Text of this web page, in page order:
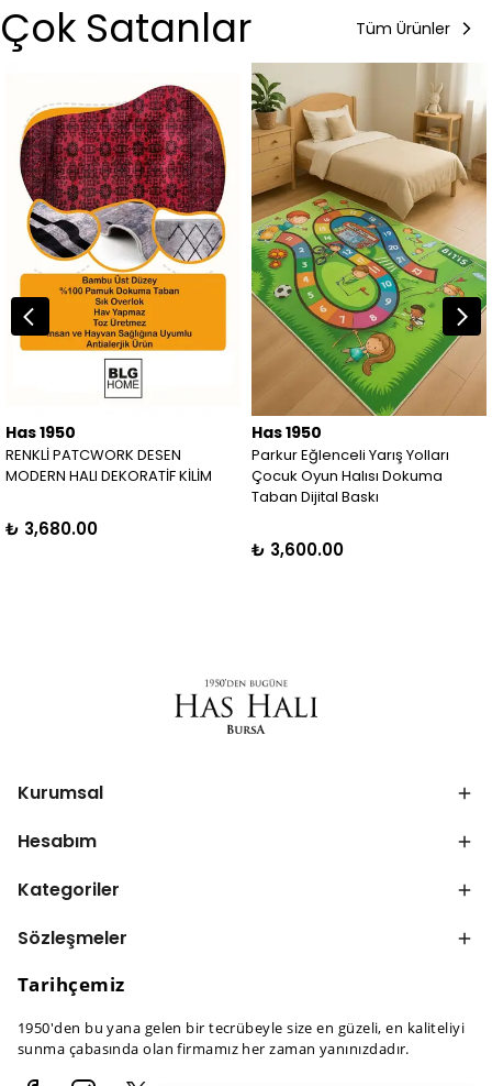
Çok Satanlar Tüm Ürünler
Has 1950
RENKLİ PATCWORK DESEN
MODERN HALI DEKORATİF KİLİM
₺ 3,680.00
Has 1950
Parkur Eğlenceli Yarış Yolları
Çocuk Oyun Halısı Dokuma
Taban Dijital Baskı
₺ 3,600.00
Kurumsal
Hesabım
Kategoriler
Sözleşmeler
Tarihçemiz
1950'den bu yana gelen bir tecrübeyle size en güzeli, en kaliteliyi
sunma çabasında olan firmamız her zaman yanınızdadır.